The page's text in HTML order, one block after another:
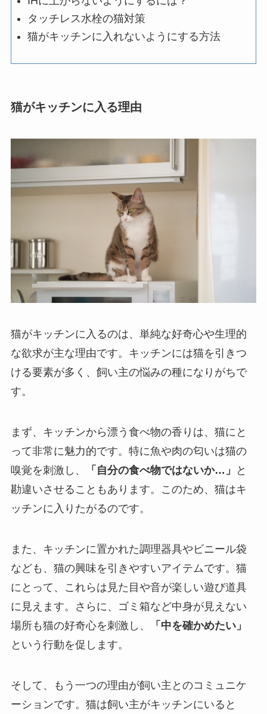
タッチレス水栓の猫対策
猫がキッチンに入れないようにする方法
猫がキッチンに入る理由
猫がキッチンに入るのは、単純な好奇心や生理的
な欲求が主な理由です。キッチンには猫を引きつ
ける要素が多く、飼い主の悩みの種になりがちで
す。
まず、キッチンから漂う食べ物の香りは、猫にと
って非常に魅力的です。特に魚や肉の匂いは猫の
嗅覚を刺激し、
「自分の食べ物ではないか…」
と
勘違いさせることもあります。このため、猫はキ
ッチンに入りたがるのです。
また、キッチンに置かれた調理器具やビニール袋
なども、猫の興味を引きやすいアイテムです。猫
にとって、これらは見た目や音が楽しい遊び道具
に見えます。さらに、ゴミ箱など中身が見えない
場所も猫の好奇心を刺激し、
「中を確かめたい」
という行動を促します。
そして、もう一つの理由が飼い主とのコミュニケ
ーションです。猫は飼い主がキッチンにいると